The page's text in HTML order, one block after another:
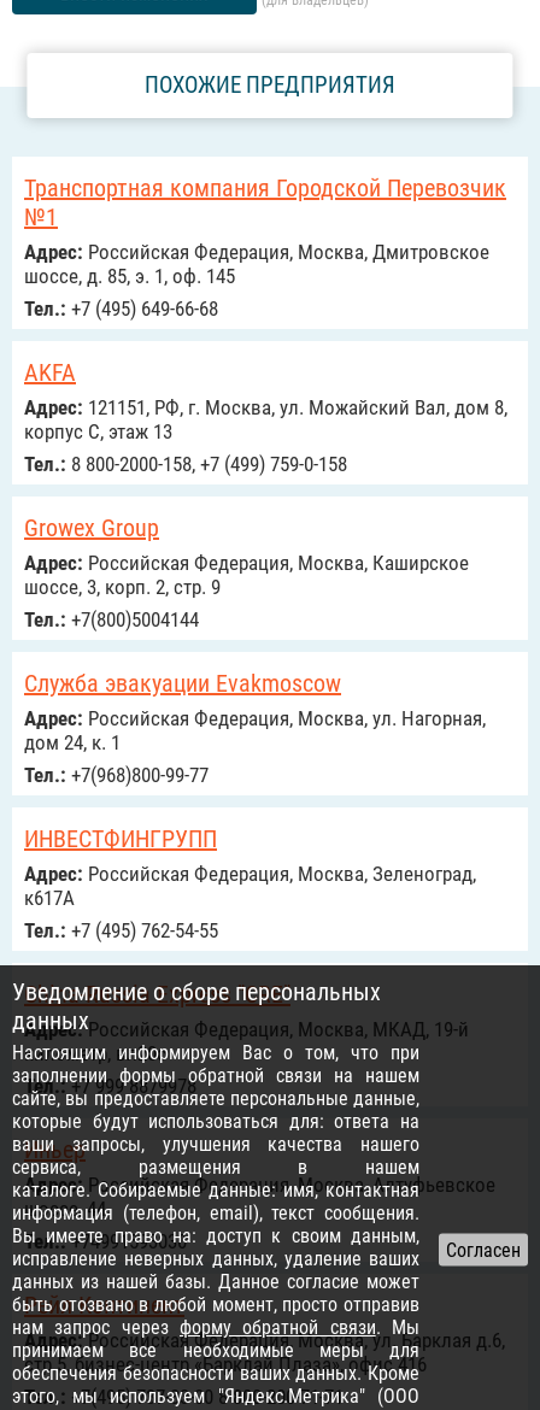
ПОХОЖИЕ ПРЕДПРИЯТИЯ
Транспортная компания Городской Перевозчик
№1
Адрес: Российcкая Федерация, Москва, Дмитровское
шоссе, д. 85, э. 1, оф. 145
Тел.: +7 (495) 649-66-68
AKFA
Адрес: 121151, РФ, г. Москва, ул. Можайский Вал, дом 8,
корпус С, этаж 13
Тел.: 8 800-2000-158, +7 (499) 759-0-158
Growex Group
Адрес: Российcкая Федерация, Москва, Каширское
шоссе, 3, корп. 2, стр. 9
Тел.: +7(800)5004144
Служба эвакуации Evakmoscow
Адрес: Российcкая Федерация, Москва, ул. Нагорная,
дом 24, к. 1
Тел.: +7(968)800-99-77
ИНВЕСТФИНГРУПП
Адрес: Российcкая Федерация, Москва, Зеленоград,
к617А
Тел.: +7 (495) 762-54-55
China-Russia Express "CRE"
Адрес:Российcкая Федерация, Москва, МКАД, 19-й
километр, вл20с
Тел.:+7 999 8879978
Иньер
Адрес:Российcкая Федерация, Москва, Алтуфьевское
шоссе, 44
Тел.:+74991593030
Рейл Континент
Адрес:Российcкая Федерация, Москва, ул. Барклая д.6,
стр.5, бизнес-центр «Барклай Плаза», офис 416
Тел.: +7(495) 737-33-00 8-800-200-71-71
Уведомление о сборе персональных
данных
Настоящим информируем Вас о том, что при
заполнении формы обратной связи на нашем
сайте, вы предоставляете персональные данные,
которые будут использоваться для: ответа на
ваши запросы, улучшения качества нашего
сервиса, размещения в нашем
каталоге. Собираемые данные: имя, контактная
информация (телефон, email), текст сообщения.
Вы имеете право на: доступ к своим данным,
исправление неверных данных, удаление ваших
данных из нашей базы. Данное согласие может
быть отозвано в любой момент, просто отправив
нам запрос через форму обратной связи. Мы
принимаем все необходимые меры для
обеспечения безопасности ваших данных. Кроме
этого, мы используем "Яндекс.Метрика" (ООО